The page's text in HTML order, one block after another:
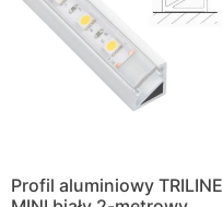
Profil aluminiowy TRILINE